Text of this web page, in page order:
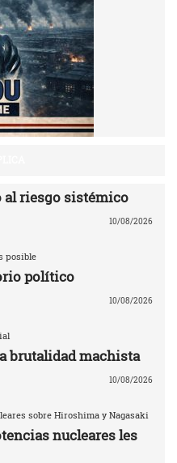
al riesgo sistémico
10/08/2026
posible
político
10/08/2026
brutalidad machista
10/08/2026
sobre Hiroshima y Nagasaki
nucleares les